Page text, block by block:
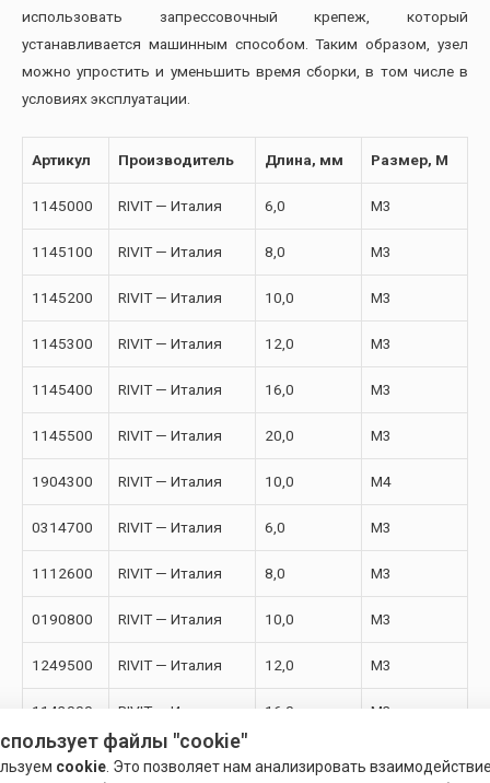
использовать запрессовочный крепеж, который
устанавливается машинным способом. Таким образом, узел
можно упростить и уменьшить время сборки, в том числе в
условиях эксплуатации.
Артикул Производитель Длина, мм Размер, М
1145000 RIVIT — Италия 6,0 М3
1145100 RIVIT — Италия 8,0 М3
1145200 RIVIT — Италия 10,0 М3
1145300 RIVIT — Италия 12,0 М3
1145400 RIVIT — Италия 16,0 М3
1145500 RIVIT — Италия 20,0 М3
1904300 RIVIT — Италия 10,0 М4
0314700 RIVIT — Италия 6,0 М3
1112600 RIVIT — Италия 8,0 М3
0190800 RIVIT — Италия 10,0 М3
1249500 RIVIT — Италия 12,0 М3
1143000 RIVIT — Италия 16,0 М3
1680500 RIVIT — Италия
файлы "cookie"
cookie . Это позволяет нам анализировать